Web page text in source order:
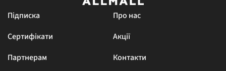
Підписка
Про нас
Сертифікати
Акції
Партнерам
Контакти